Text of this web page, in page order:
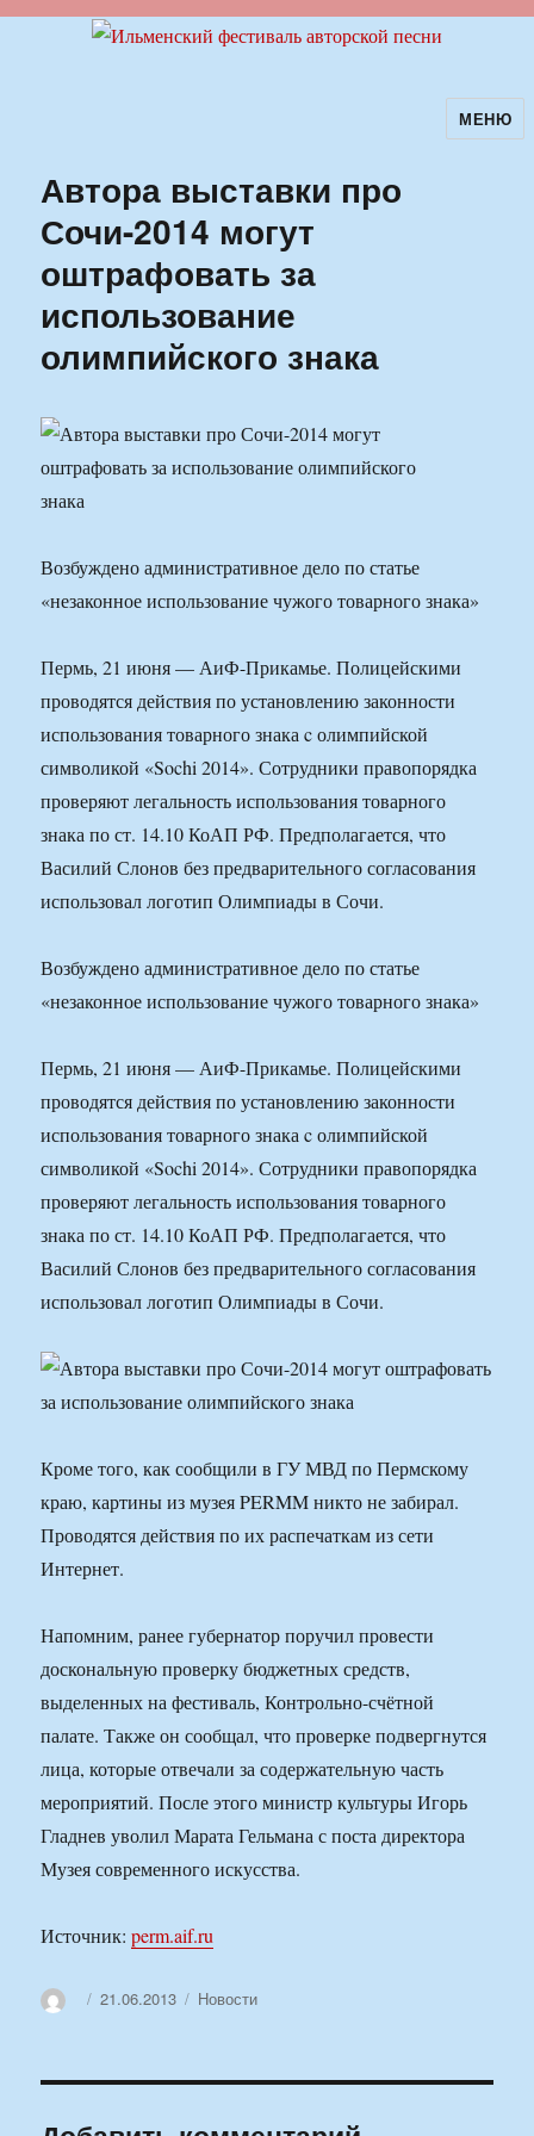
Ильменский фестиваль авторскойМЕНЮ
Автора выставки про
Сочи-2014 могут
оштрафовать за
использование
олимпийского знака
Возбуждено административное дело по статье
«незаконное использование чужого товарного знака»
Пермь, 21 июня — АиФ-Прикамье. Полицейскими
проводятся действия по установлению законности
использования товарного знака c олимпийской
символикой «Sochi 2014». Сотрудники правопорядка
проверяют легальность использования товарного
знака по ст. 14.10 КоАП РФ. Предполагается, что
Василий Слонов без предварительного согласования
использовал логотип Олимпиады в Сочи.
Возбуждено административное дело по статье
«незаконное использование чужого товарного знака»
Пермь, 21 июня — АиФ-Прикамье. Полицейскими
проводятся действия по установлению законности
использования товарного знака c олимпийской
символикой «Sochi 2014». Сотрудники правопорядка
проверяют легальность использования товарного
знака по ст. 14.10 КоАП РФ. Предполагается, что
Василий Слонов без предварительного согласования
использовал логотип Олимпиады в Сочи.
Кроме того, как сообщили в ГУ МВД по Пермскому
краю, картины из музея PERMM никто не забирал.
Проводятся действия по их распечаткам из сети
Интернет.
Напомним, ранее губернатор поручил провести
доскональную проверку бюджетных средств,
выделенных на фестиваль, Контрольно-счётной
палате. Также он сообщал, что проверке подвергнутся
лица, которые отвечали за содержательную часть
мероприятий. После этого министр культуры Игорь
Гладнев уволил Марата Гельмана с поста директора
Музея современного искусства.
Источник:perm.aif.ru
АвторОпубликовано
21.06.2013 Рубрики
Новости